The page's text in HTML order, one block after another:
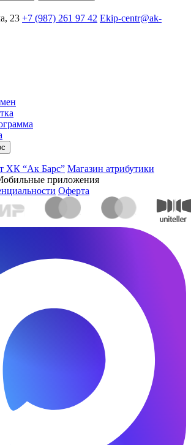
23 +7 (987) 261 97 42 Ekip-centr@ak-
ХК “Ак Барс” Магазин атрибутики
приложения
Оферта